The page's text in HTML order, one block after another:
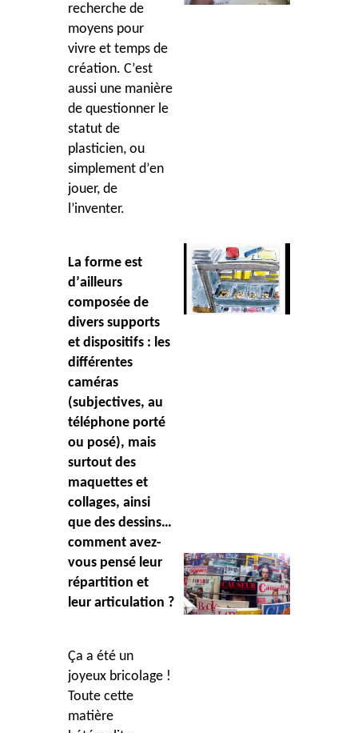
recherche de
moyens pour
vivre et temps de
création. C’est
aussi une manière
de questionner le
statut de
plasticien, ou
simplement d’en
jouer, de
l’inventer.
La forme est
d’ailleurs
composée de
divers supports
et dispositifs : les
différentes
caméras
(subjectives, au
téléphone porté
ou posé), mais
surtout des
maquettes et
collages, ainsi
que des dessins…
comment avez-
vous pensé leur
répartition et
leur articulation ?
Ça a été un
joyeux bricolage !
Toute cette
matière